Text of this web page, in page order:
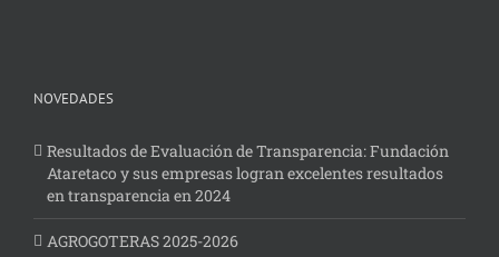
NOVEDADES
Resultados de Evaluación de Transparencia: Fundación
Ataretaco y sus empresas logran excelentes resultados
en transparencia en 2024
AGROGOTERAS 2025-2026